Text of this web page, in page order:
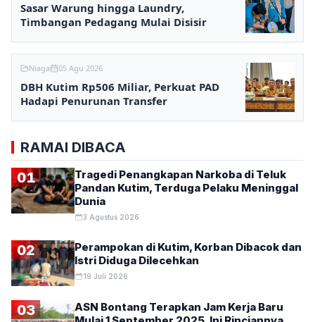
Sasar Warung hingga Laundry,
Timbangan Pedagang Mulai Disisir
Niaga 05 Agu 2026
DBH Kutim Rp506 Miliar, Perkuat PAD
Hadapi Penurunan Transfer
RAMAI DIBACA
01
Tragedi Penangkapan Narkoba di Teluk
Pandan Kutim, Terduga Pelaku Meninggal
Dunia
3 Agustus 2026
02
Perampokan di Kutim, Korban Dibacok dan
Istri Diduga Dilecehkan
19 Juli 2026
03
ASN Bontang Terapkan Jam Kerja Baru